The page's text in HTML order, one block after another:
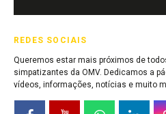
REDES SOCIAIS
Queremos estar mais próximos de
simpatizantes da OMV. Dedicamos a
vídeos, informações, notícias e muito